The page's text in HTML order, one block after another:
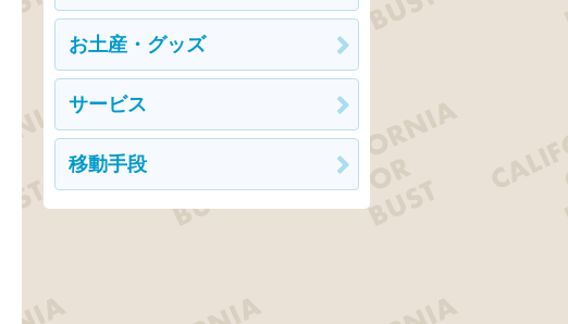
お土産・グッズ
サービス
移動手段